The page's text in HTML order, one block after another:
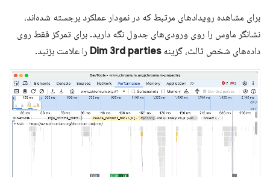
برای مشاهده رویدادهای مرتبط که در نمودار عملکرد برجسته شده‌اند،
نشانگر ماوس را روی ورودی‌های جدول نگه دارید. برای تمرکز فقط روی
داده‌های شخص ثالث، گزینهDim 3rd parties را علامت بزنید.